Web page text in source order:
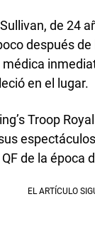
de 24
después
en el lugar.
Troop
de la época